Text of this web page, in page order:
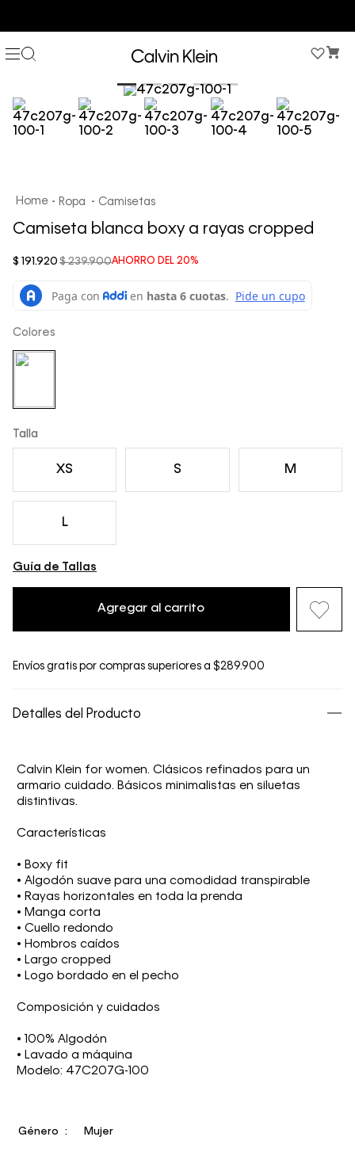
Ropa Camisetas
Camiseta blanca boxy a rayas cropped
AHORRO DEL 20%
$ 239.900
$ 191 .920
Colores
Talla
XS S M
L
Guía de Tallas
Agregar al carrito
Envíos gratis por compras superiores a $289.900
Detalles del Producto
Calvin Klein for women. Clásicos refinados para un
armario cuidado. Básicos minimalistas en siluetas
distintivas.
Características
• Boxy fit
• Algodón suave para una comodidad transpirable
• Rayas horizontales en toda la prenda
• Manga corta
• Cuello redondo
• Hombros caídos
• Largo cropped
• Logo bordado en el pecho
Composición y cuidados
• 100% Algodón
• Lavado a máquina
Modelo: 47C207G-100
Género Mujer